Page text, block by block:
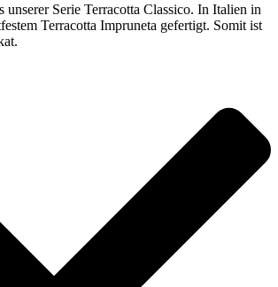
unserer Serie Terracotta Classico. In Italien in
Terracotta Impruneta gefertigt. Somit ist